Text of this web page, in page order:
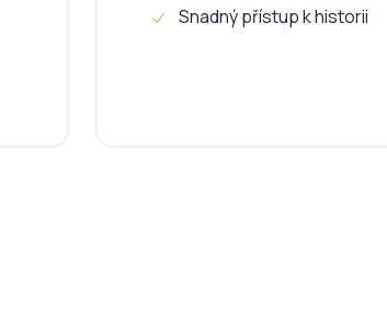
Snadný přístup k historii